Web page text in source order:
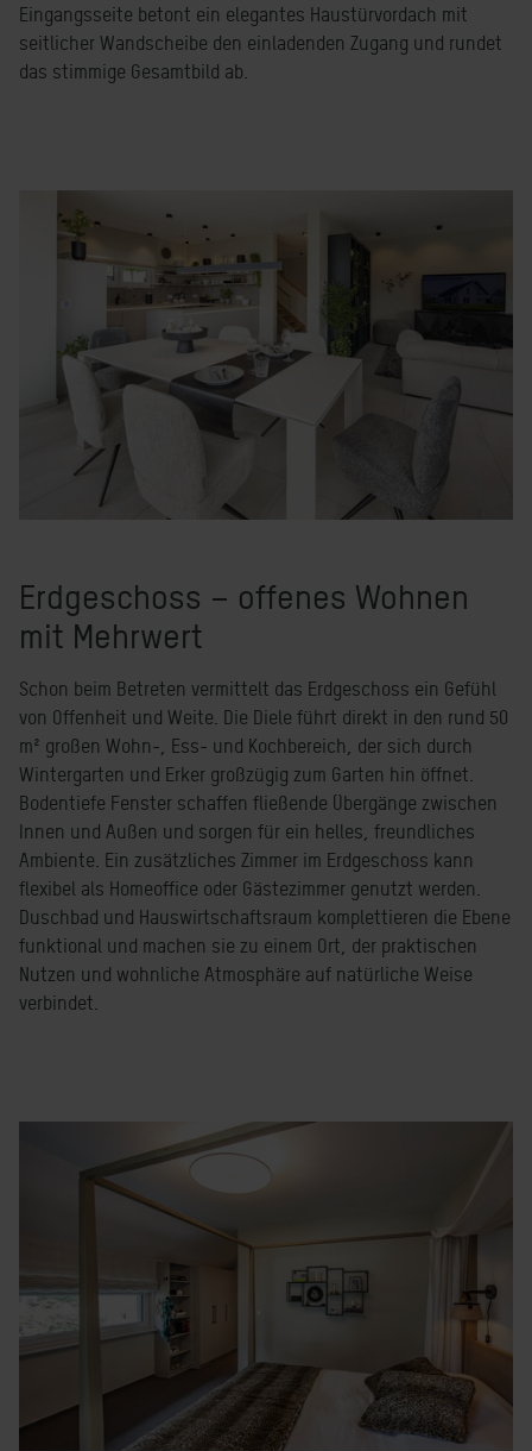
Eingangsseite betont ein elegantes Haustürvordach mit
seitlicher Wandscheibe den einladenden Zugang und rundet
das stimmige Gesamtbild ab.
Erdgeschoss – offenes Wohnen
mit Mehrwert
Schon beim Betreten vermittelt das Erdgeschoss ein Gefühl
von Offenheit und Weite. Die Diele führt direkt in den rund 50
m² großen Wohn-, Ess- und Kochbereich, der sich durch
Wintergarten und Erker großzügig zum Garten hin öffnet.
Bodentiefe Fenster schaffen fließende Übergänge zwischen
Innen und Außen und sorgen für ein helles, freundliches
Ambiente. Ein zusätzliches Zimmer im Erdgeschoss kann
flexibel als Homeoffice oder Gästezimmer genutzt werden.
Duschbad und Hauswirtschaftsraum komplettieren die Ebene
funktional und machen sie zu einem Ort, der praktischen
Nutzen und wohnliche Atmosphäre auf natürliche Weise
verbindet.